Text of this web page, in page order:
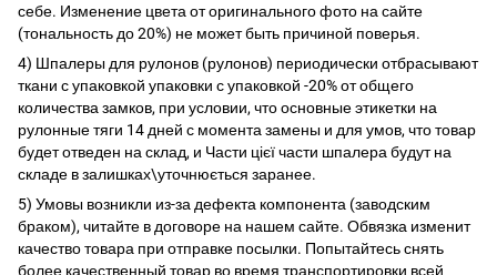
себе. Изменение цвета от оригинального фото на сайте
(тональность до 20%) не может быть причиной поверья.
4) Шпалеры для рулонов (рулонов) периодически отбрасывают
ткани с упаковкой упаковки с упаковкой -20% от общего
количества замков, при условии, что основные этикетки на
рулонные тяги 14 дней с момента замены и для умов, что товар
будет отведен на склад, и Части цієї части шпалера будут на
складе в залишках\уточнюється заранее.
5) Умовы возникли из-за дефекта компонента (заводским
браком), читайте в договоре на нашем сайте. Обвязка изменит
качество товара при отправке посылки. Попытайтесь снять
более качественный товар во время транспортировки всей